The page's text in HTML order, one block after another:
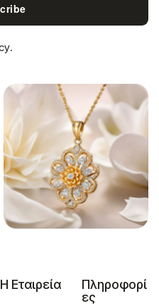
Η Εταιρεία
Πληροφορί
ες